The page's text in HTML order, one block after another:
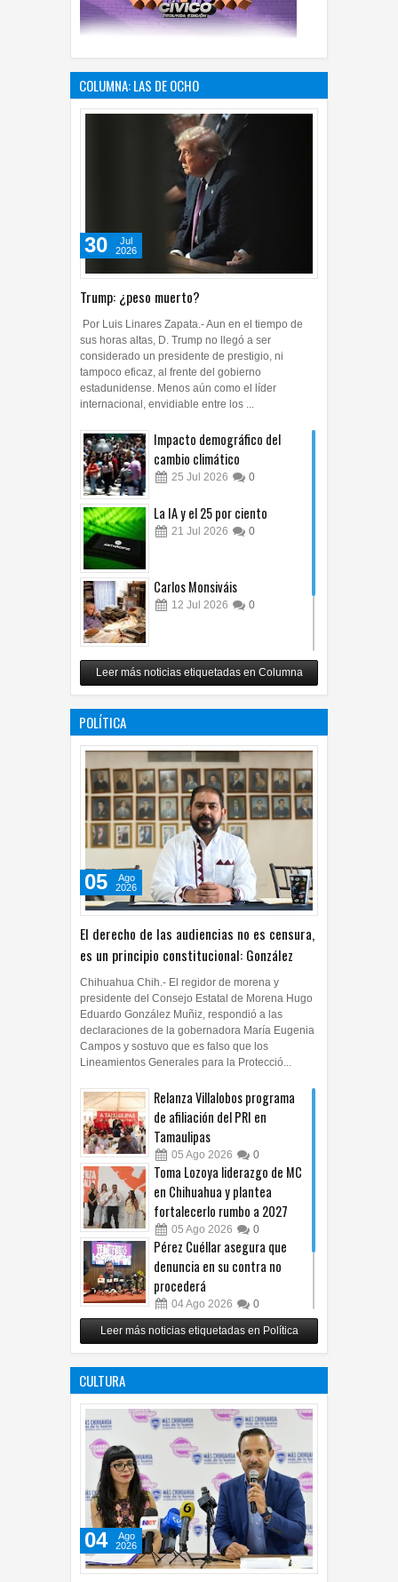
COLUMNA: LAS DE OCHO
Trump: ¿peso muerto?
30
Jul
2026
Por Luis Linares Zapata.- Aun en el tiempo de
sus horas altas, D. Trump no llegó a ser
considerado un presidente de prestigio, ni
tampoco eficaz, al frente del gobierno
estadunidense. Menos aún como el líder
internacional, envidiable entre los ...
Impacto demográfico del
cambio climático
25 Jul 2026 0
La IA y el 25 por ciento
21 Jul 2026 0
Carlos Monsiváis
12 Jul 2026 0
Revuelo en la inteligencia
artificial
07 Jul 2026 0
Leer más noticias etiquetadas en Columna
POLÍTICA
El derecho de las audiencias no es censura,
es un principio constitucional: González
05
Ago
2026
Chihuahua Chih.- El regidor de morena y
presidente del Consejo Estatal de Morena Hugo
Eduardo González Muñiz, respondió a las
declaraciones de la gobernadora María Eugenia
Campos y sostuvo que es falso que los
Lineamientos Generales para la Protecció...
Relanza Villalobos programa
de afiliación del PRI en
Tamaulipas
05 Ago 2026 0
Toma Lozoya liderazgo de MC
en Chihuahua y plantea
fortalecerlo rumbo a 2027
05 Ago 2026 0
Pérez Cuéllar asegura que
denuncia en su contra no
procederá
04Ago 2026 0
Respalda Morena Chihuahua
propuesta sobre derechos de
Leer más noticias etiquetadas en Política
CULTURA
04
Ago
2026